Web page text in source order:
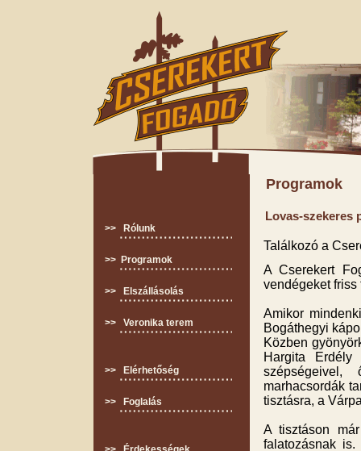
Programok
>> Rólunk
>> Programok
>> Elszállásolás
>> Veronika terem
>> Elérhetőség
>> Foglalás
Lovas-szekeres
Találkozó a
A Cserekert
vendégeket
Amikor
Bogáthegyi
Közben
Hargita Erdély
marhacsordák
tisztásra, a
A tisztáson
falatozásnak